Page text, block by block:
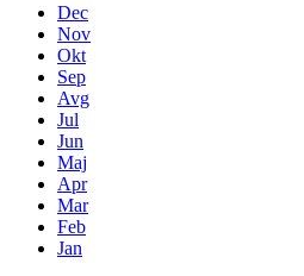
Dec
Nov
Okt
Sep
Avg
Jul
Jun
Maj
Apr
Mar
Feb
Jan